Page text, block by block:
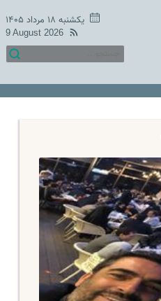
یکشنبه ۱۸ مرداد ۱۴۰۵
9 August 2026